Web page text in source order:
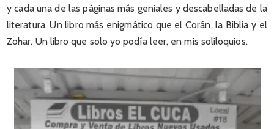
y cada una de las páginas más geniales y descabelladas de la
literatura. Un libro más enigmático que el Corán, la Biblia y el
Zohar. Un libro que solo yo podía leer, en mis soliloquios.